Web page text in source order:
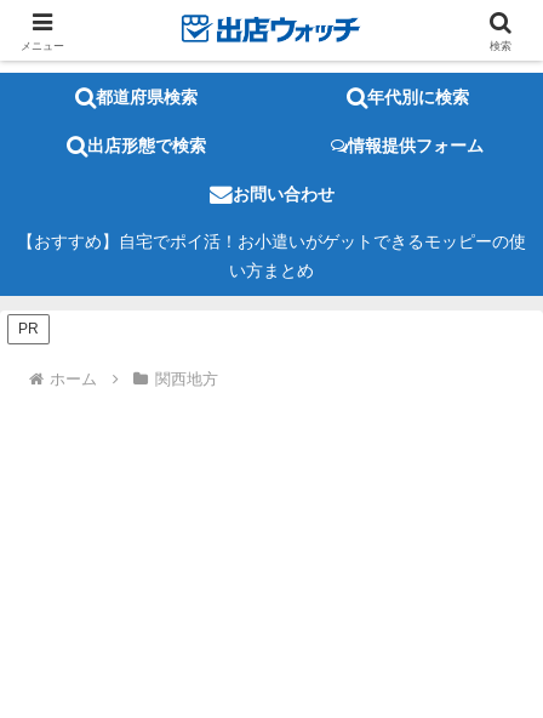
都道府県検索 年代別に検索
出店形態で検索 情報提供フォーム
お問い合わせ
【おすすめ】自宅でポイ活！お小遣いがゲットできるモッピーの使
い方まとめ
PR
ホーム 関西地方
メニュー 検索